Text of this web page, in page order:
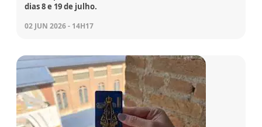
dias 8 e 19 de julho.
02 JUN 2026 - 14H17